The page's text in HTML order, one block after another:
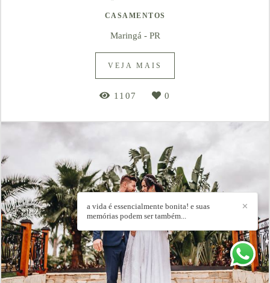
CASAMENTOS
Maringá - PR
VEJA MAIS
1107 0
✕
a vida é essencialmente bonita! e suas
memórias podem ser também...